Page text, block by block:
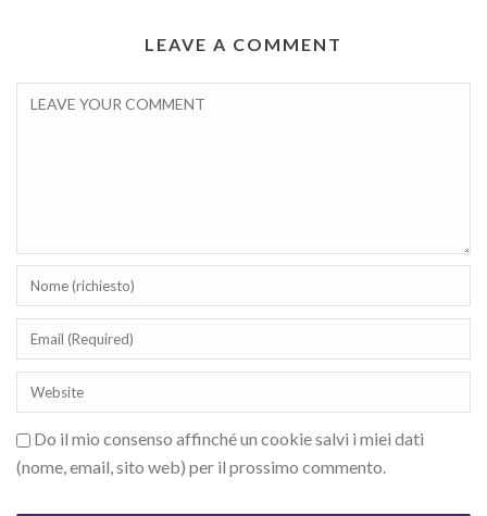
LEAVE A COMMENT
Do il mio consenso affinché un cookie salvi i miei dati
(nome, email, sito web) per il prossimo commento.